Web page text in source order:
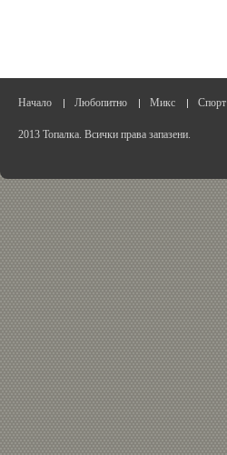
Начало Любопитно Микс Спорт
2013 Топалка. Всички права запазени.